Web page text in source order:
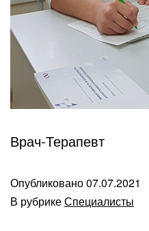
Врач-Терапевт
Опубликовано07.07.2021
В рубрикеСпециалисты